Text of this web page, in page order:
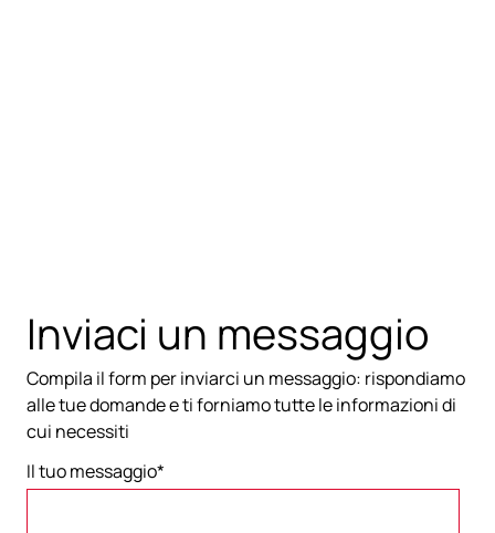
Inviaci un messaggio
Compila il form per inviarci un messaggio: rispondiamo
alle tue domande e ti forniamo tutte le informazioni di
cui necessiti
Il tuo messaggio*